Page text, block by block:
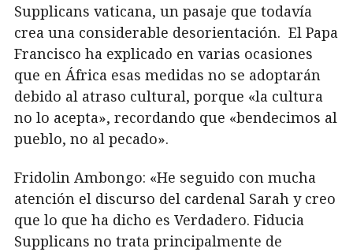
Supplicans vaticana, un pasaje que todavía
crea una considerable desorientación. El Papa
Francisco ha explicado en varias ocasiones
que en África esas medidas no se adoptarán
debido al atraso cultural, porque «la cultura
no lo acepta», recordando que «bendecimos al
pueblo, no al pecado».
Fridolin Ambongo: «He seguido con mucha
atención el discurso del cardenal Sarah y creo
que lo que ha dicho es Verdadero. Fiducia
Supplicans no trata principalmente de